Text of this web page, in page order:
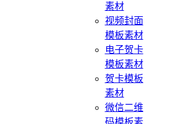
素材
视频封面
模板素材
电子贺卡
模板素材
贺卡模板
素材
微信二维
码模板素